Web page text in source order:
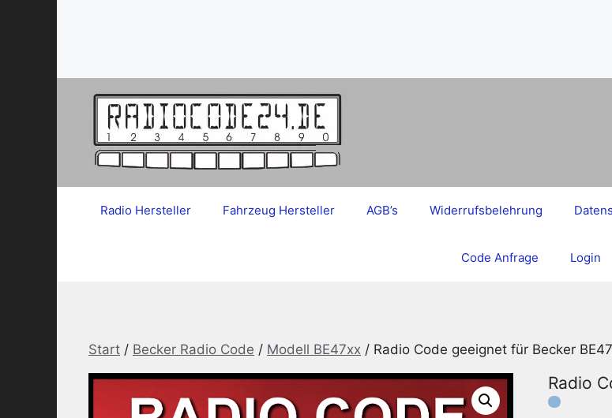
Radio Hersteller Fahrzeug Hersteller AGB’s Widerrufsbelehrung
Code Anfrage Login
Start / Becker Radio Code / Modell BE47xx / Radio Code geeignet für Becker
Radio